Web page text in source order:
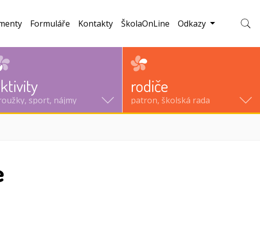
sport, nájmy
rodiče
patron, školská rada
Formuláře Kontakty ŠkolaOnLine Odkazy